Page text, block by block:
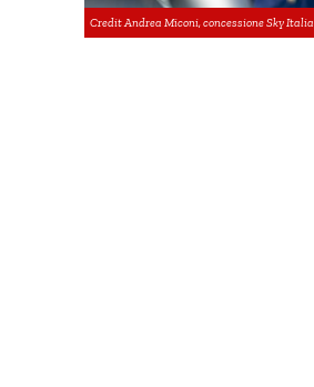
Credit Andrea Miconi, concessione Sky Italia